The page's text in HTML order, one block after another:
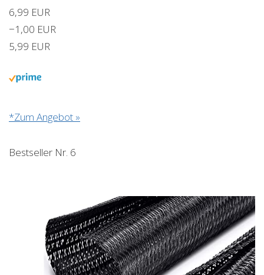
6,99 EUR
−1,00 EUR
5,99 EUR
*Zum Angebot »
Bestseller Nr. 6